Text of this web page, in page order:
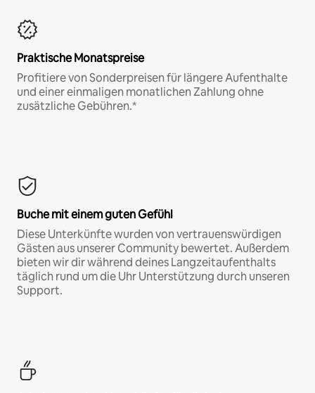
Praktische Monatspreise
Profitiere von Sonderpreisen für längere Aufenthalte
und einer einmaligen monatlichen Zahlung ohne
zusätzliche Gebühren.*
Buche mit einem guten Gefühl
Diese Unterkünfte wurden von vertrauenswürdigen
Gästen aus unserer Community bewertet. Außerdem
bieten wir dir während deines Langzeitaufenthalts
täglich rund um die Uhr Unterstützung durch unseren
Support.